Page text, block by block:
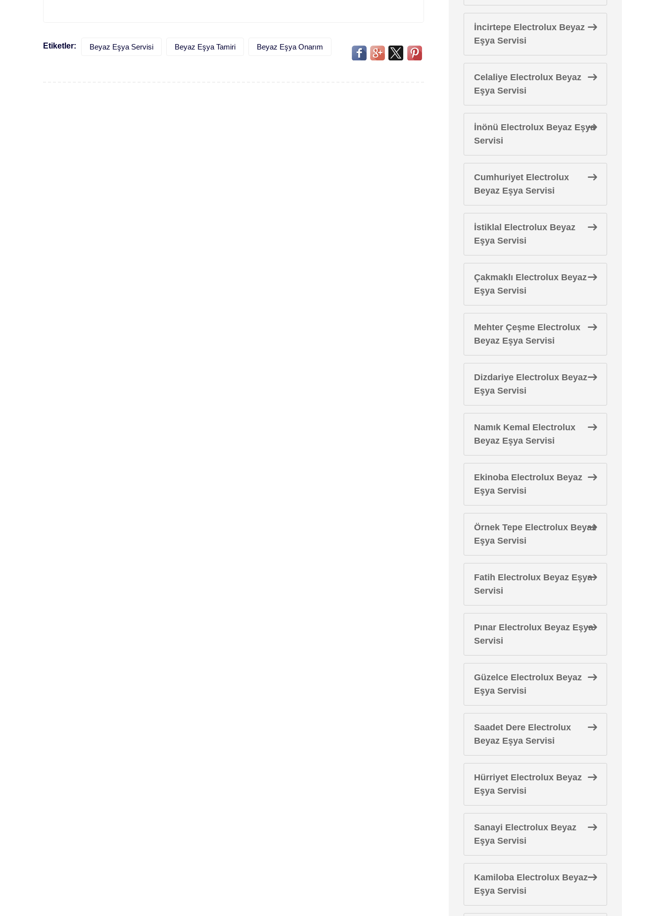
Etiketler: Beyaz Eşya Servisi Beyaz Eşya Tamiri Beyaz Eşya Onarım
İncirtepe Electrolux Beyaz
Eşya Servisi
Celaliye Electrolux Beyaz
Eşya Servisi
İnönü Electrolux Beyaz Eşya
Servisi
Cumhuriyet Electrolux
Beyaz Eşya Servisi
İstiklal Electrolux Beyaz
Eşya Servisi
Çakmaklı Electrolux Beyaz
Eşya Servisi
Mehter Çeşme Electrolux
Beyaz Eşya Servisi
Dizdariye Electrolux Beyaz
Eşya Servisi
Namık Kemal Electrolux
Beyaz Eşya Servisi
Ekinoba Electrolux Beyaz
Eşya Servisi
Örnek Tepe Electrolux Beyaz
Eşya Servisi
Fatih Electrolux Beyaz Eşya
Servisi
Pınar Electrolux Beyaz Eşya
Servisi
Güzelce Electrolux Beyaz
Eşya Servisi
Saadet Dere Electrolux
Beyaz Eşya Servisi
Hürriyet Electrolux Beyaz
Eşya Servisi
Sanayi Electrolux Beyaz
Eşya Servisi
Kamiloba Electrolux Beyaz
Eşya Servisi